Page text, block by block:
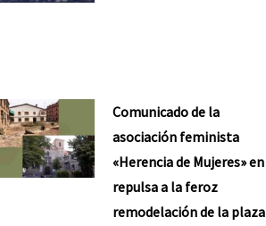
Comunicado de la
asociación feminista
«Herencia de Mujeres» en
repulsa a la feroz
remodelación de la plaza